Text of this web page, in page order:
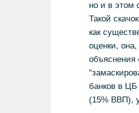
но и в этом
Такой
как
оценки,
объяснения
банков в
(15% ВВП),